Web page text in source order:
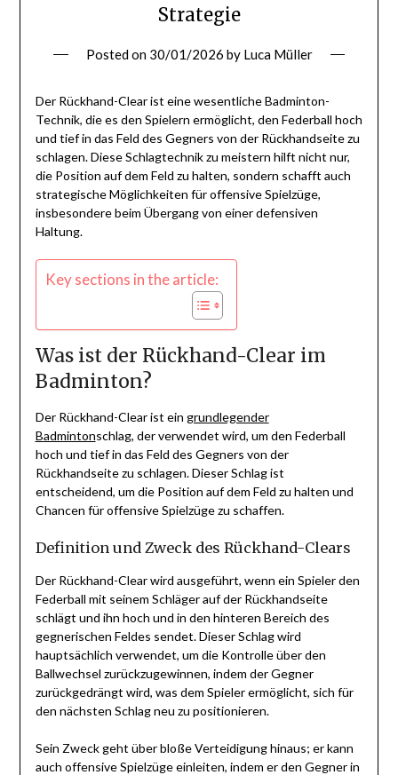
Strategie
Posted on 30/01/2026 by Luca Müller
Der Rückhand-Clear ist eine wesentliche Badminton-
Technik, die es den Spielern ermöglicht, den Federball hoch
und tief in das Feld des Gegners von der Rückhandseite zu
schlagen. Diese Schlagtechnik zu meistern hilft nicht nur,
die Position auf dem Feld zu halten, sondern schafft auch
strategische Möglichkeiten für offensive Spielzüge,
insbesondere beim Übergang von einer defensiven
Haltung.
Key sections in the article:
Was ist der Rückhand-Clear im
Badminton?
Der Rückhand-Clear ist ein grundlegender
Badmintonschlag, der verwendet wird, um den Federball
hoch und tief in das Feld des Gegners von der
Rückhandseite zu schlagen. Dieser Schlag ist
entscheidend, um die Position auf dem Feld zu halten und
Chancen für offensive Spielzüge zu schaffen.
Definition und Zweck des Rückhand-Clears
Der Rückhand-Clear wird ausgeführt, wenn ein Spieler den
Federball mit seinem Schläger auf der Rückhandseite
schlägt und ihn hoch und in den hinteren Bereich des
gegnerischen Feldes sendet. Dieser Schlag wird
hauptsächlich verwendet, um die Kontrolle über den
Ballwechsel zurückzugewinnen, indem der Gegner
zurückgedrängt wird, was dem Spieler ermöglicht, sich für
den nächsten Schlag neu zu positionieren.
Sein Zweck geht über bloße Verteidigung hinaus; er kann
auch offensive Spielzüge einleiten, indem er den Gegner in